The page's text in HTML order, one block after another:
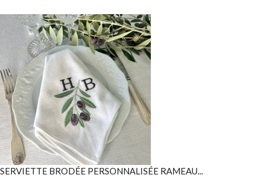
SERVIETTE BRODÉE PERSONNALISÉE RAMEAU...